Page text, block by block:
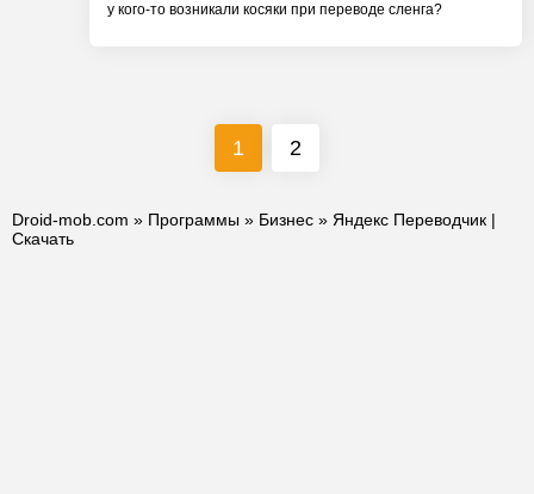
у кого-то возникали косяки при переводе сленга?
1 2
Droid-mob.com » Программы » Бизнес » Яндекс Переводчик |
Скачать